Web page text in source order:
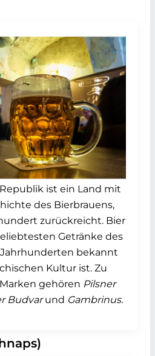
ist ein Land mit
des Bierbrauens,
zurückreicht. Bier
Getränke des
Jahrhunderten bekannt
Kultur ist. Zu
gehören Pilsner
Budvarund Gambrinus.